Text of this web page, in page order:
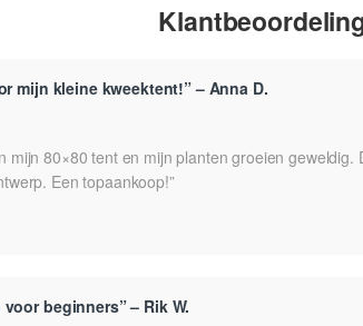
mijn kleine kweektent!” – Anna D.
mijn 80×80 tent en mijn planten groeien
Een topaankoop!”
voor beginners” – Rik W.